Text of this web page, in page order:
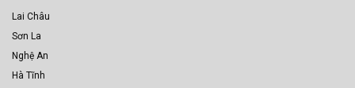
Lai Châu
Sơn La
Nghệ An
Hà Tĩnh